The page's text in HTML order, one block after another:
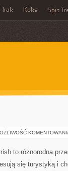
Irak Koks Spis
to różnorodna
się turystyką i